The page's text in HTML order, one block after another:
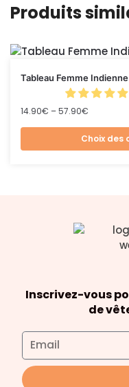
Produits
Tableau Femme Indienne
14.90€ –57.90€
Choix des
Inscrivez-vous
de